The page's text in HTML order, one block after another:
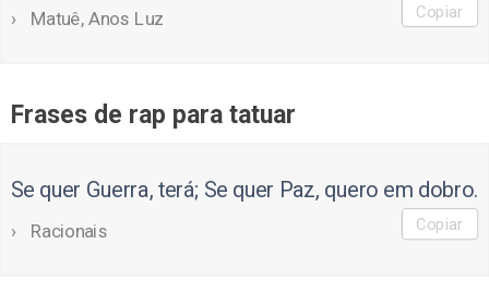
Matuê, Anos Luz Copiar
Frases de rap para tatuar
Se quer Guerra, terá; Se quer Paz, quero em dobro.
Racionais Copiar